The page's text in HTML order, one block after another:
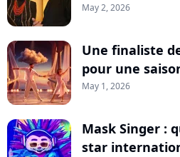
May 2, 2026
Une finaliste
pour une
May 1, 2026
Mask Singer :
star